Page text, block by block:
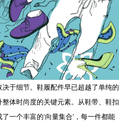
于细节。鞋履配件早已超越了单纯的
体时尚度的关键元素。从鞋带、鞋扣
一个丰富的‘向量集合’，每一件都能